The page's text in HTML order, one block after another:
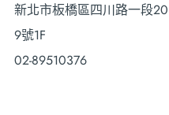
新北市板橋區四川路一段20
9號1F
02-89510376